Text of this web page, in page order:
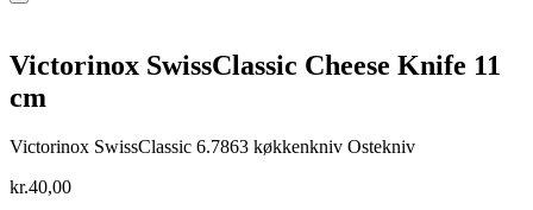
Victorinox SwissClassic Cheese Knife 11
cm
Victorinox SwissClassic 6.7863 køkkenkniv Ostekniv
kr.40,00